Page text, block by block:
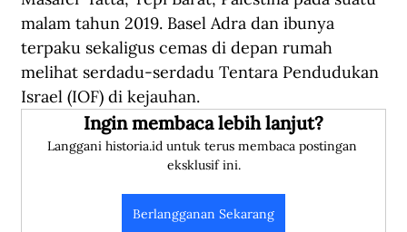
malam tahun 2019. Basel Adra dan ibunya
terpaku sekaligus cemas di depan rumah
melihat serdadu-serdadu Tentara Pendudukan
Israel (IOF) di kejauhan.
Ingin membaca lebih lanjut?
Langgani historia.id untuk terus membaca postingan
eksklusif ini.
Berlangganan Sekarang